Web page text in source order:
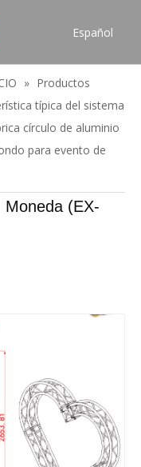
Español
Pусский
Français
العربية
简体中文
» Productos
típica del sistema
círculo de aluminio
para evento de